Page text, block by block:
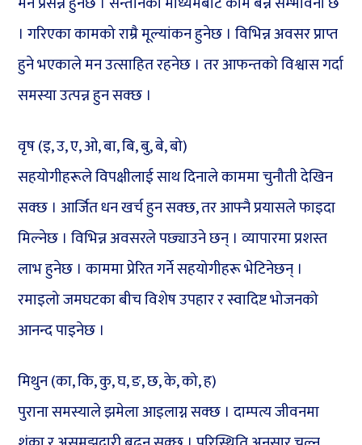
। गरिएका कामको राम्रै मूल्यांकन हुनेछ । विभिन्न अवसर प्राप्त
हुने भएकाले मन उत्साहित रहनेछ । तर आफन्तको विश्वास गर्दा
समस्या उत्पन्न हुन सक्छ ।
वृष (इ, उ, ए, ओ, बा, बि, बु, बे, बो)
सहयोगीहरूले विपक्षीलाई साथ दिनाले काममा चुनौती देखिन
सक्छ । आर्जित धन खर्च हुन सक्छ, तर आफ्नै प्रयासले फाइदा
मिल्नेछ । विभिन्न अवसरले पछ्याउने छन् । व्यापारमा प्रशस्त
लाभ हुनेछ । काममा प्रेरित गर्ने सहयोगीहरू भेटिनेछन् ।
रमाइलो जमघटका बीच विशेष उपहार र स्वादिष्ट भोजनको
आनन्द पाइनेछ ।
मिथुन (का, कि, कु, घ, ङ, छ, के, को, ह)
पुराना समस्याले झमेला आइलाग्न सक्छ । दाम्पत्य जीवनमा